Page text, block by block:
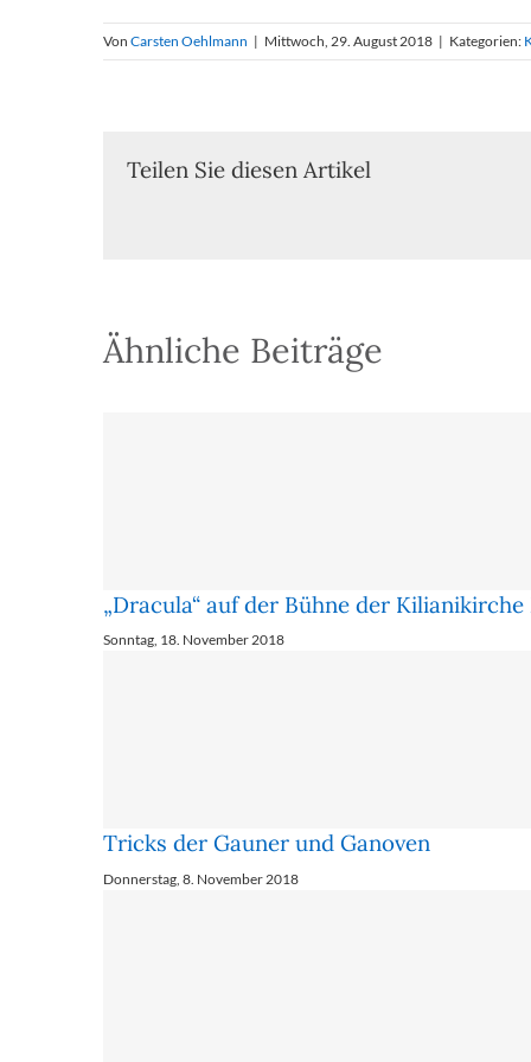
Von Carsten Oehlmann | Mittwoch, 29. August 2018 | Kategorien:
Teilen Sie diesen Artikel
Ähnliche Beiträge
„Dracula“ auf der Bühne der
Sonntag, 18. November 2018
Tricks der Gauner und Ganoven
Donnerstag, 8. November 2018